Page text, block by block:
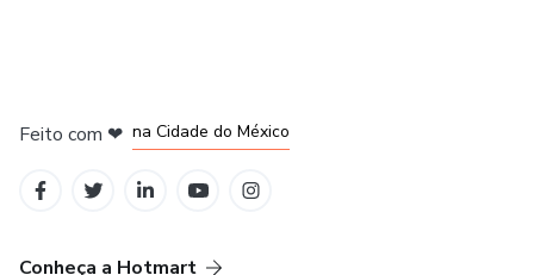
Feito com ❤ na Cidade do México
Conheça a Hotmart